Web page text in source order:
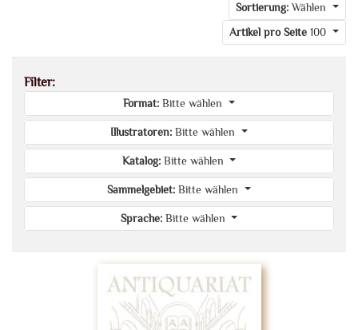
Sortierung: Wählen
Artikel pro Seite 100
Filter:
Format: Bitte wählen
Illustratoren: Bitte wählen
Katalog: Bitte wählen
Sammelgebiet: Bitte wählen
Sprache: Bitte wählen